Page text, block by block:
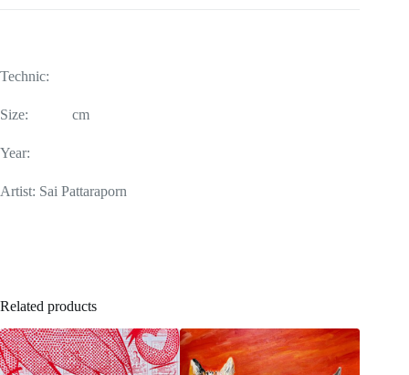
Technic:
Size: cm
Year:
Artist: Sai Pattaraporn
Related products